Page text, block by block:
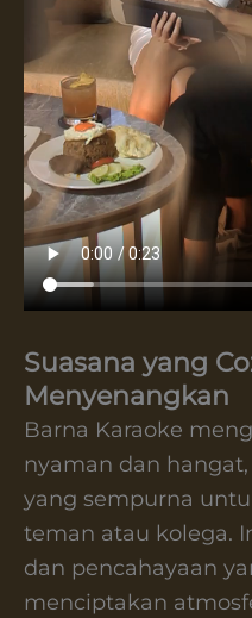
Suasana yang
Menyenangkan
Barna Karaoke
nyaman dan
yang sempurna
teman atau kolega.
dan pencahayaan
menciptakan